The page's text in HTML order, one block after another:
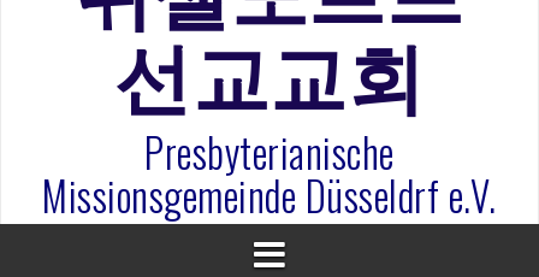
20260322 주안에 가만히 머물기(요한복음 15:1-17) 손
훈목사
선교교회
Presbyterianische
Missionsgemeinde Düsseldrf e.V.